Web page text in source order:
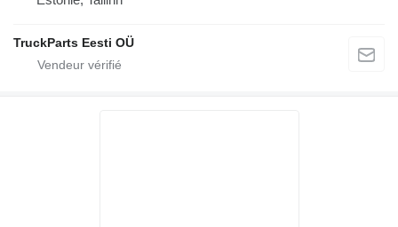
TruckParts Eesti OÜ